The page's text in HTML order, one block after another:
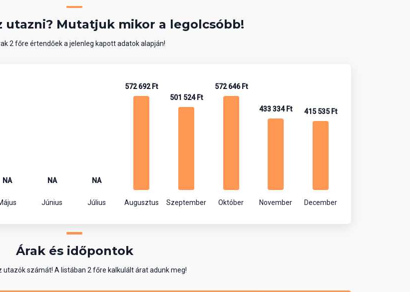
utazni? Mutatjuk mikor a legolcsóbb!
2 főre értendőek a jelenleg kapott adatok alapján!
NA NA
Június
NA
Július
572 692 Ft
Augusztus
501 524 Ft
Szeptember
572 646 Ft
Október
433 334 Ft
November
415 535 Ft
December
Árak és időpontok
utazók számát! A listában 2 főre kalkulált árat adunk meg!